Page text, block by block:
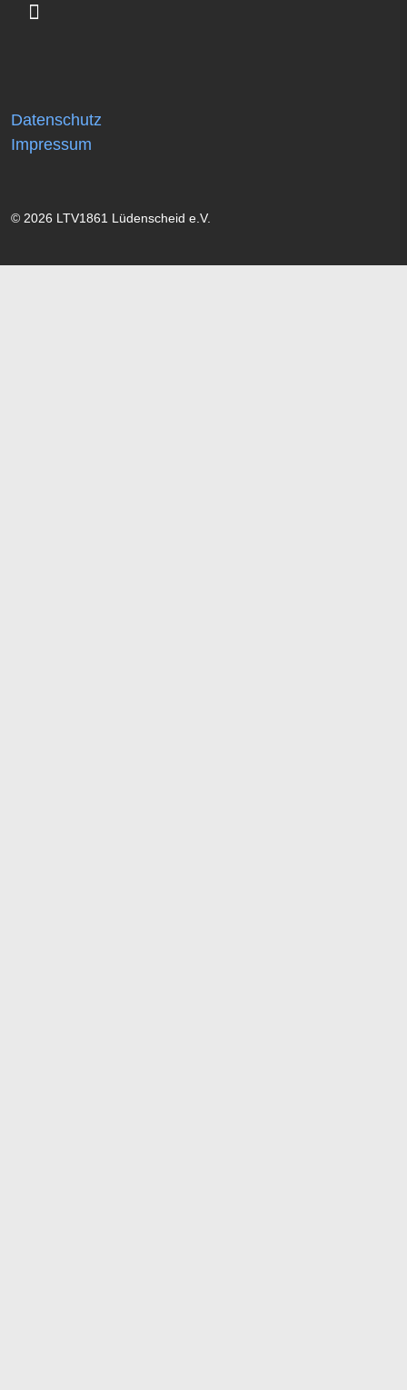
Datenschutz
Impressum
© 2026 LTV1861 Lüdenscheid e.V.